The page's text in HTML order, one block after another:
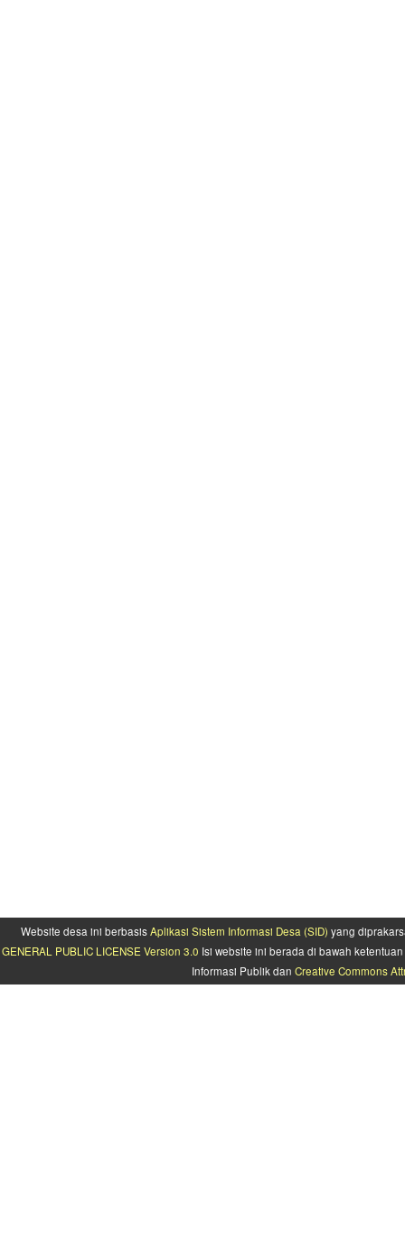
Website desa ini berbasisAplikasi Sistem Informasi Desa (SID) yang
GENERAL PUBLIC LICENSE Version 3.0 Isi website ini berada di bawah
Informasi Publik dan Creative Commons